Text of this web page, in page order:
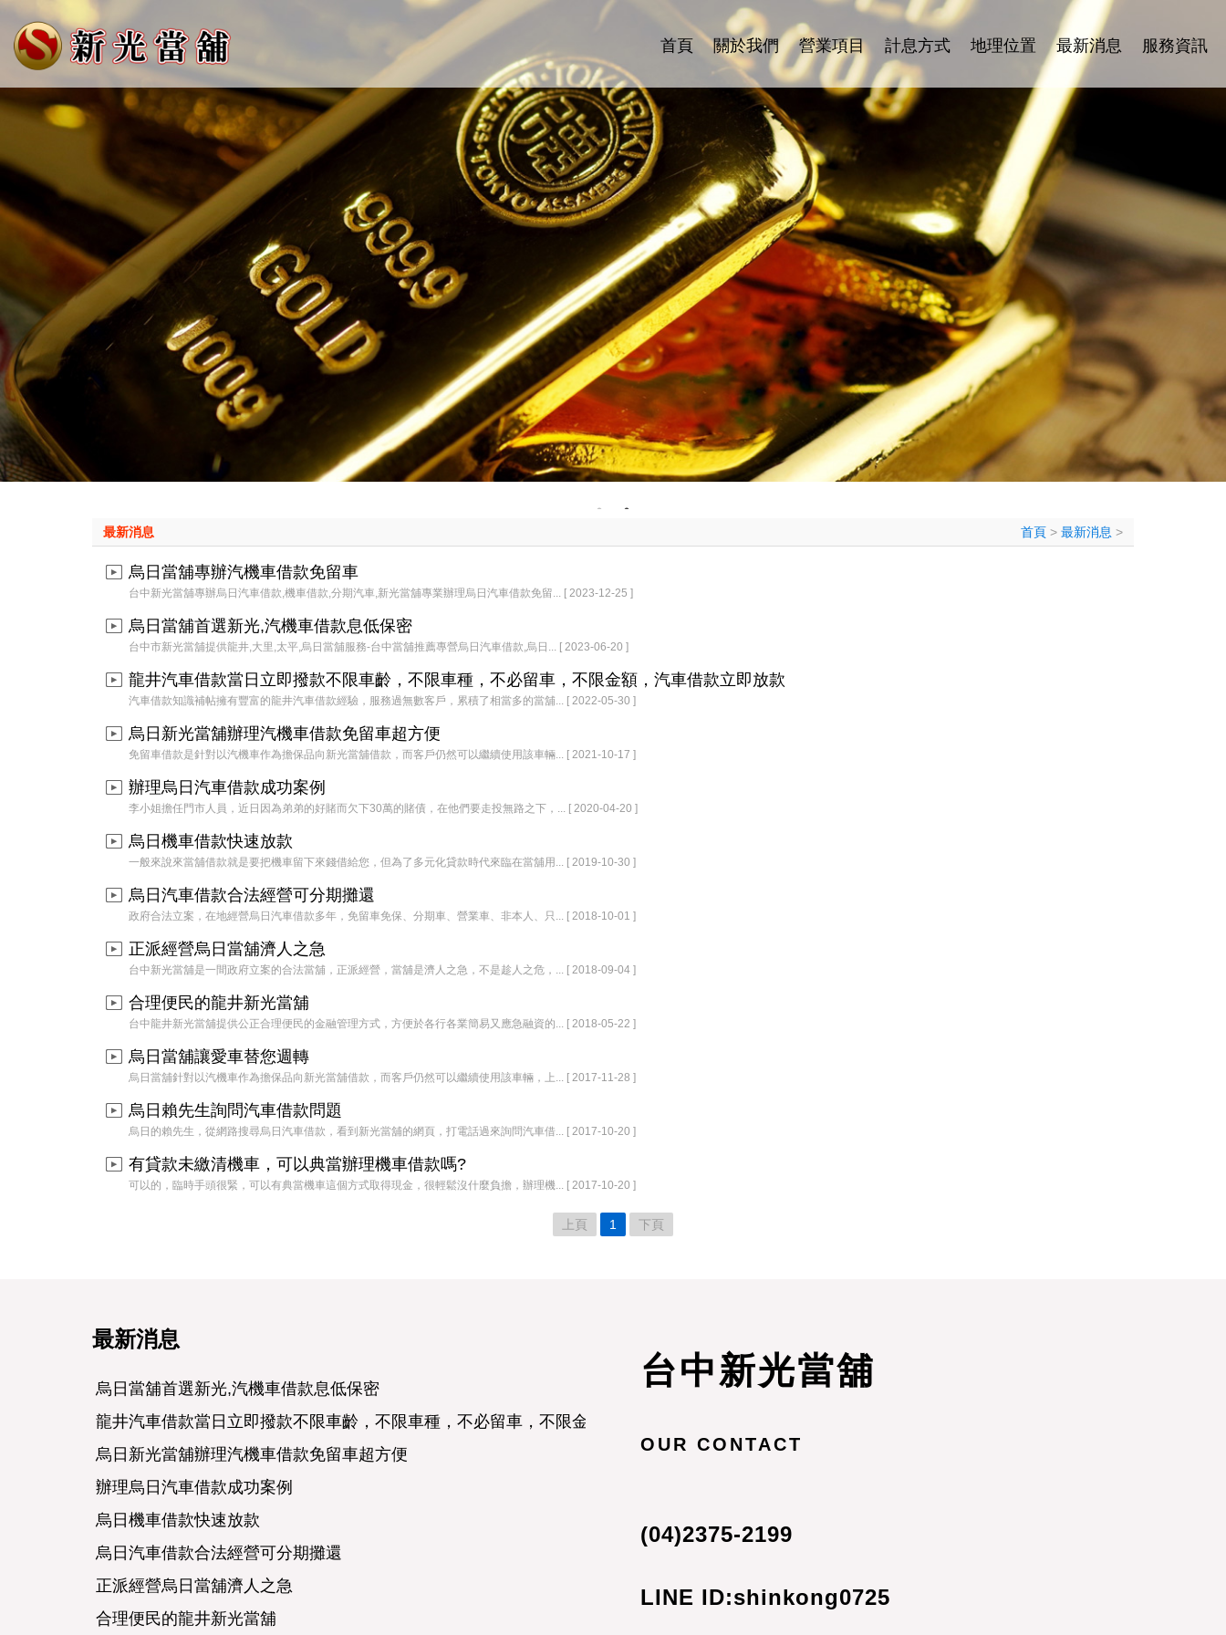
首頁 關於我們 營業項目 計息方式 地理位置 最新消息 服務資訊
最新消息 首頁 >最新消息 >
烏日當舖專辦汽機車借款免留車
台中新光當舖專辦烏日汽車借款,機車借款,分期汽車,新光當舖專業辦理烏日汽車借款免留... [ 2023-12-25 ]
烏日當舖首選新光,汽機車借款息低保密
台中市新光當舖提供龍井,大里,太平,烏日當舖服務-台中當舖推薦專營烏日汽車借款,烏日... [ 2023-06-20 ]
龍井汽車借款當日立即撥款不限車齡，不限車種，不必留車，不限金額，汽車借款立即放款
汽車借款知識補帖擁有豐富的龍井汽車借款經驗，服務過無數客戶，累積了相當多的當舖... [ 2022-05-30 ]
烏日新光當舖辦理汽機車借款免留車超方便
免留車借款是針對以汽機車作為擔保品向新光當舖借款，而客戶仍然可以繼續使用該車輛... [ 2021-10-17 ]
辦理烏日汽車借款成功案例
李小姐擔任門市人員，近日因為弟弟的好賭而欠下30萬的賭債，在他們要走投無路之下，... [ 2020-04-20 ]
烏日機車借款快速放款
一般來說來當舖借款就是要把機車留下來錢借給您，但為了多元化貸款時代來臨在當舖用... [ 2019-10-30 ]
烏日汽車借款合法經營可分期攤還
政府合法立案，在地經營烏日汽車借款多年，免留車免保、分期車、營業車、非本人、只... [ 2018-10-01 ]
正派經營烏日當舖濟人之急
台中新光當舖是一間政府立案的合法當舖，正派經營，當舖是濟人之急，不是趁人之危，... [ 2018-09-04 ]
合理便民的龍井新光當舖
台中龍井新光當舖提供公正合理便民的金融管理方式，方便於各行各業簡易又應急融資的... [ 2018-05-22 ]
烏日當舖讓愛車替您週轉
烏日當舖針對以汽機車作為擔保品向新光當舖借款，而客戶仍然可以繼續使用該車輛，上... [ 2017-11-28 ]
烏日賴先生詢問汽車借款問題
烏日的賴先生，從網路搜尋烏日汽車借款，看到新光當舖的網頁，打電話過來詢問汽車借... [ 2017-10-20 ]
有貸款未繳清機車，可以典當辦理機車借款嗎?
可以的，臨時手頭很緊，可以有典當機車這個方式取得現金，很輕鬆沒什麼負擔，辦理機... [ 2017-10-20 ]
上頁 1 下頁
最新消息
烏日當舖首選新光,汽機車借款息低保密
龍井汽車借款當日立即撥款不限車齡，不限車種，不必留車，不限金額，汽車借款立即放款
烏日新光當舖辦理汽機車借款免留車超方便
辦理烏日汽車借款成功案例
烏日機車借款快速放款
烏日汽車借款合法經營可分期攤還
正派經營烏日當舖濟人之急
合理便民的龍井新光當舖
台中新光當舖
OUR CONTACT
(04)2375-2199
LINE ID:shinkong0725